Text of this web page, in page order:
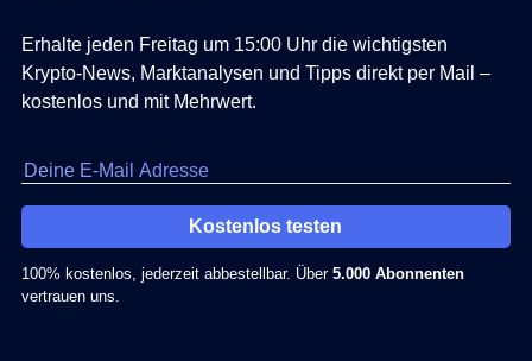
Erhalte jeden Freitag um 15:00 Uhr die wichtigsten
Krypto-News, Marktanalysen und Tipps direkt per Mail –
kostenlos und mit Mehrwert.
Kostenlos testen
100% kostenlos, jederzeit abbestellbar. Über 5.000 Abonnenten
vertrauen uns.